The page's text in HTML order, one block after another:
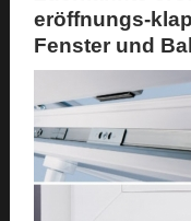
eröffnungs-
Fenster und